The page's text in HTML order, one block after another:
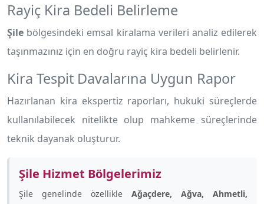
Rayiç Kira Bedeli Belirleme
Şile bölgesindeki emsal kiralama verileri analiz edilerek
taşınmazınız için en doğru rayiç kira bedeli belirlenir.
Kira Tespit Davalarına Uygun Rapor
Hazırlanan kira ekspertiz raporları, hukuki süreçlerde
kullanılabilecek nitelikte olup mahkeme süreçlerinde
teknik dayanak oluşturur.
Şile Hizmet Bölgelerimiz
Şile genelinde özellikle Ağaçdere, Ağva, Ahmetli,